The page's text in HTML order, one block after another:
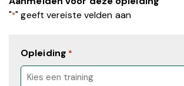
"*" geeft vereiste velden aan
Opleiding *